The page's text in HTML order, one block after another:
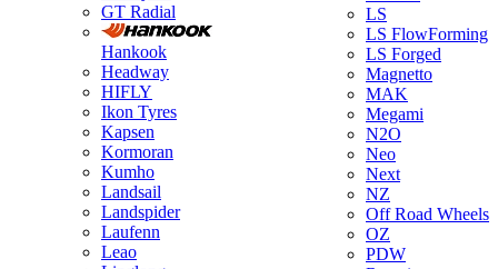
GT Radial
Hankook
Headway
HIFLY
Ikon Tyres
Kapsen
Kormoran
Kumho
Landsail
Landspider
Laufenn
Leao
LS
LS FlowForming
LS Forged
Magnetto
MAK
Megami
N2O
Neo
Next
NZ
Off Road Wheels
OZ
PDW